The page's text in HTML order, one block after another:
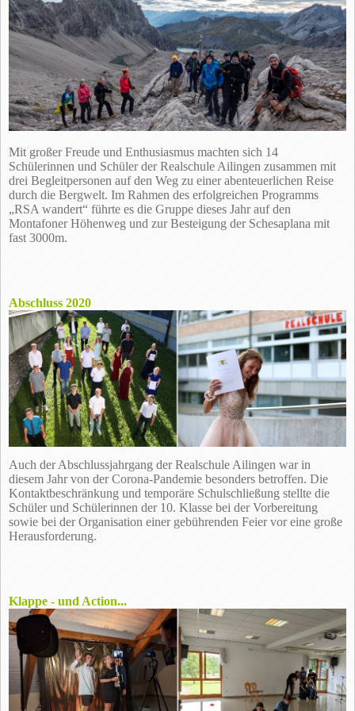
Mit großer Freude und Enthusiasmus machten sich 14
Schülerinnen und Schüler der Realschule Ailingen zusammen mit
drei Begleitpersonen auf den Weg zu einer abenteuerlichen Reise
durch die Bergwelt. Im Rahmen des erfolgreichen Programms
„RSA wandert“ führte es die Gruppe dieses Jahr auf den
Montafoner Höhenweg und zur Besteigung der Schesaplana mit
fast 3000m.
Abschluss 2020
Auch der Abschlussjahrgang der Realschule Ailingen war in
diesem Jahr von der Corona-Pandemie besonders betroffen. Die
Kontaktbeschränkung und temporäre Schulschließung stellte die
Schüler und Schülerinnen der 10. Klasse bei der Vorbereitung
sowie bei der Organisation einer gebührenden Feier vor eine große
Herausforderung.
Klappe - und Action...